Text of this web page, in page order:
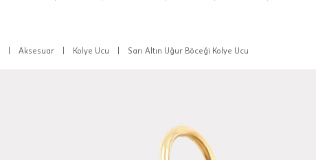
Aksesuar Kolye Ucu Sarı Altın Uğur Böceği Kolye Ucu